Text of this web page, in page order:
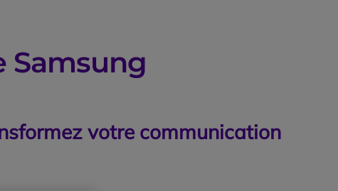
Samsung
votre communication